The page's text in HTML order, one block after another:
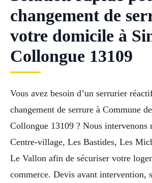
changement de
votre domicile à
Collongue 13109
Vous avez besoin d’un serrurier
changement de serrure à Commune
Collongue 13109 ? Nous intervenons
Centre-village, Les Bastides, Les
Le Vallon afin de sécuriser votre
commerce. Devis avant intervention,